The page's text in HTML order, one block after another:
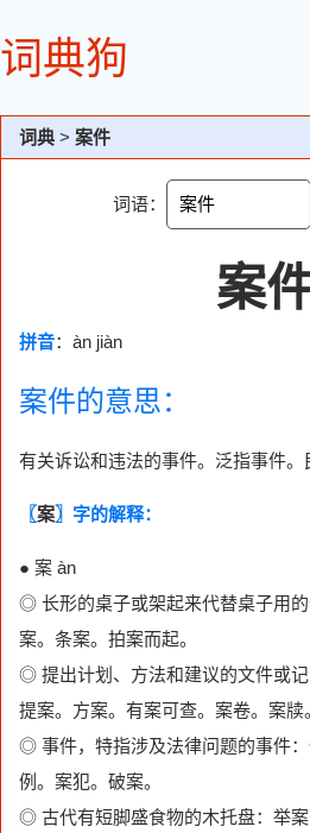
词典狗
词典 > 案件
词语：
案
拼音：àn jiàn
案件的意思：
有关诉讼和违法的事件。泛指事件。
〖案〗字的解释：
● 案 àn
◎ 长形的桌子或架起来代替桌子用
案。条案。拍案而起。
◎ 提出计划、方法和建议的文件或记
提案。方案。有案可查。案卷。案牍
◎ 事件，特指涉及法律问题的事件
例。案犯。破案。
◎ 古代有短脚盛食物的木托盘：举案